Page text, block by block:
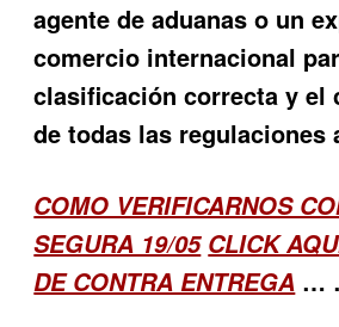
agente de aduanas o un
comercio internacional
clasificación correcta y el
de todas las regulaciones
COMO VERIFICARNOS
SEGURA 19/05 CLICK
DE CONTRA ENTREGA …